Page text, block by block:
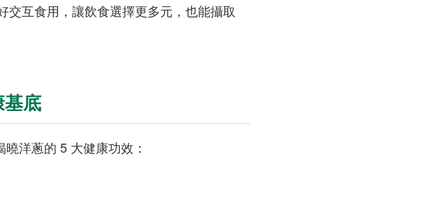
互食用，讓飲食選擇更多元，也能攝取
基底
洋蔥的 5 大健康功效：